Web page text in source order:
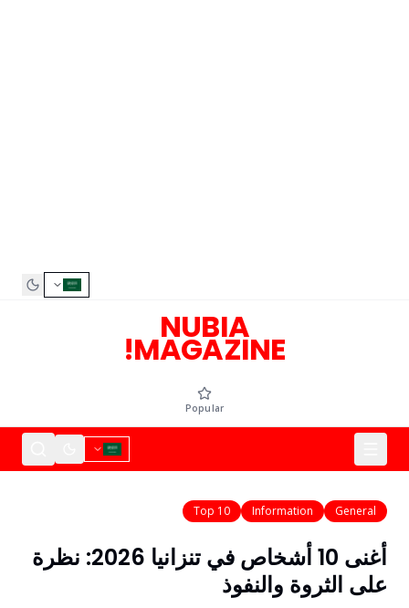
NUBIA
MAGAZINE!
Popular
General
Information
Top 10
أغنى 10 أشخاص في تنزانيا 2026: نظرة
على الثروة والنفوذ